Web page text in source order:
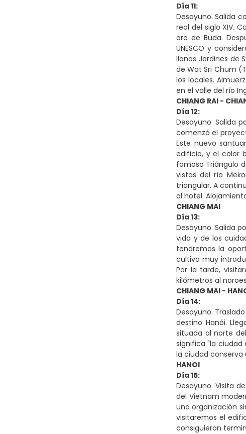
Día 11:
Desayuno. Salida
real del siglo XIV.
oro de Buda.
UNESCO y
llanos Jardines de
de Wat Sri Chum
los locales.
en el valle del río
CHIANG RAI -
Día 12:
Desayuno. Salida
comenzó el
Este nuevo
edificio, y el color
famoso Triángulo
vistas del río
triangular. A
al hotel.
CHIANG MAI
Día 13:
Desayuno. Salida
vida y de los
tendremos la
cultivo muy
Por la tarde,
kilómetros al
CHIANG MAI -
Día 14:
Desayuno.
destino Hanói.
situada al norte
significa "la ciudad
la ciudad conserva
HANOI
Día 15:
Desayuno. Visita
del Vietnam
una organización
visitaremos el
consiguieron